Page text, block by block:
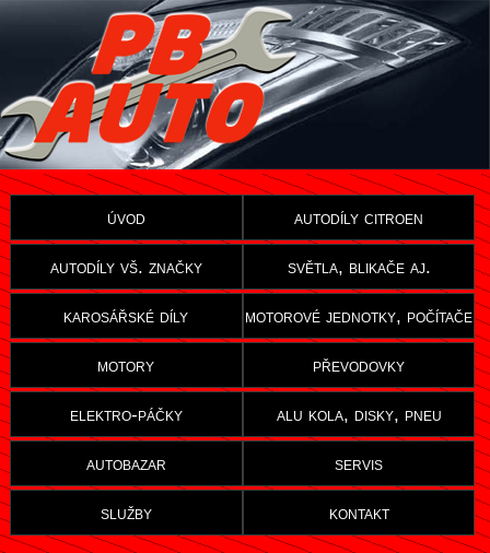
úvod autodíly citroen
autodíly vš. značky světla, blikače aj.
karosářské díly motorové jednotky, počítače
motory převodovky
elektro-páčky alu kola, disky, pneu
autobazar servis
služby kontakt